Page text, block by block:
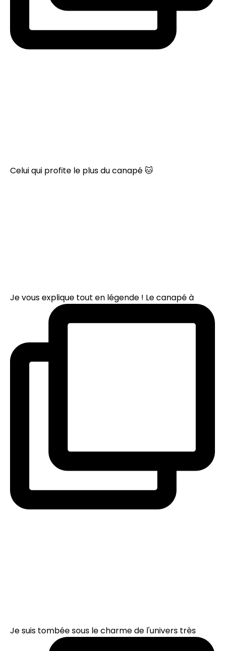
Celui qui profite le plus du canapé 🐱
Je vous explique tout en légende ! Le canapé à
Je suis tombée sous le charme de l'univers très